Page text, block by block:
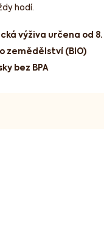
hodí.
výživa určena od
zemědělství (BIO)
bez BPA